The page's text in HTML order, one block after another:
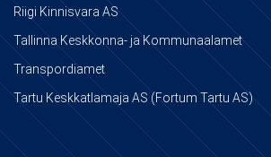
Riigi Kinnisvara AS
Tallinna Keskkonna- ja Kommunaalamet
Transpordiamet
Tartu Keskkatlamaja AS (Fortum Tartu AS)